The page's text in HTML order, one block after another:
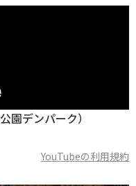
デンパーク）
YouTubeの利用規約